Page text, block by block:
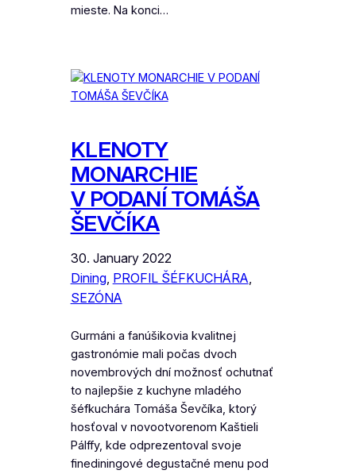
mieste. Na konci…
KLENOTY
MONARCHIE
V PODANÍ TOMÁŠA
ŠEVČÍKA
30. January 2022
Dining, PROFIL ŠÉFKUCHÁRA
SEZÓNA
Gurmáni a fanúšikovia kvalitnej
gastronómie mali počas dvoch
novembrových dní možnosť ochutnať
to najlepšie z kuchyne mladého
šéfkuchára Tomáša Ševčíka, ktorý
hosťoval v novootvorenom Kaštieli
Pálffy, kde odprezentoval svoje
finediningové degustačné menu pod